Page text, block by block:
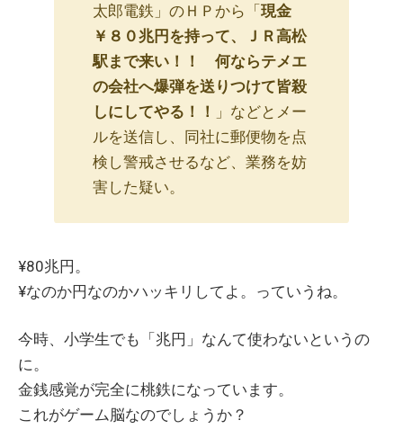
太郎電鉄」のＨＰから「現金
￥８０兆円を持って、ＪＲ高松
駅まで来い！！ 何ならテメエ
の会社へ爆弾を送りつけて皆殺
しにしてやる！！
」などとメー
ルを送信し、同社に郵便物を点
検し警戒させるなど、業務を妨
害した疑い。
¥80兆円。
¥なのか円なのかハッキリしてよ。っていうね。
今時、小学生でも「兆円」なんて使わないというの
に。
金銭感覚が完全に桃鉄になっています。
これがゲーム脳なのでしょうか？